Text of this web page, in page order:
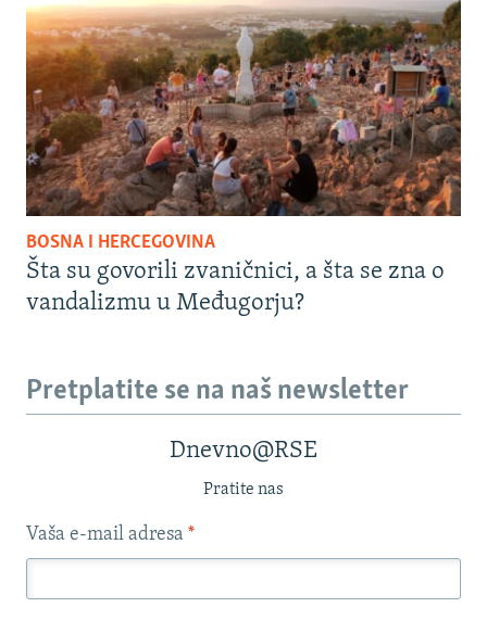
BOSNA I HERCEGOVINA
Šta su govorili zvaničnici, a šta se zna o
vandalizmu u Međugorju?
Pretplatite se na naš newsletter
Dnevno@RSE
Pratite nas
Vaša e-mail adresa *